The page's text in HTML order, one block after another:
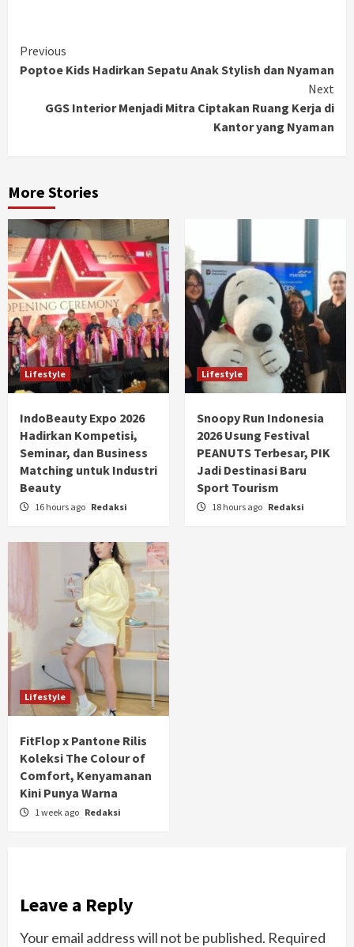
Continue
Reading
Previous
Poptoe Kids Hadirkan Sepatu Anak Stylish dan Nyaman
Next
GGS Interior Menjadi Mitra Ciptakan Ruang Kerja di
Kantor yang Nyaman
More Stories
Lifestyle
IndoBeauty Expo 2026
Hadirkan Kompetisi,
Seminar, dan Business
Matching untuk Industri
Beauty
16 hours ago Redaksi
Lifestyle
Snoopy Run Indonesia
2026 Usung Festival
PEANUTS Terbesar, PIK
Jadi Destinasi Baru
Sport Tourism
18 hours ago Redaksi
Lifestyle
FitFlop x Pantone Rilis
Koleksi The Colour of
Comfort, Kenyamanan
Kini Punya Warna
1 week ago Redaksi
Leave a Reply
Your email address will not be published. Required